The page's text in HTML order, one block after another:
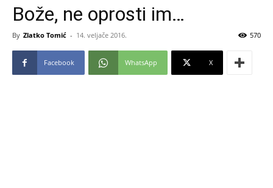
Bože, ne oprosti im…
By Zlatko Tomić - 14. veljače 2016. 570
Facebook WhatsApp X